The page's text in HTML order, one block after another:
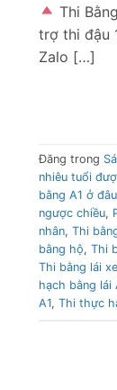
Thi
trợ thi đậu
Zalo […]
Đăng trong
nhiêu tuổi
bằng A1 ở đâu
ngược chiều,
nhân, Thi
bằng hộ, Thi
Thi bằng lái
hạch bằng lái
A1, Thi thực